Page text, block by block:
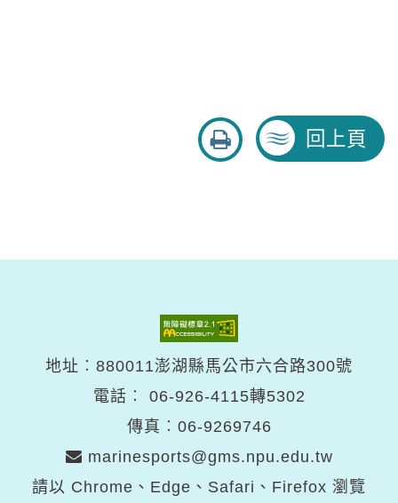
友
善
回上頁
地址︰880011澎湖縣馬公市六合路300號
電話︰ 06-926-4115轉5302
傳真︰06-9269746
marinesports@gms.npu.edu.tw
請以 Chrome、Edge、Safari、Firefox 瀏覽